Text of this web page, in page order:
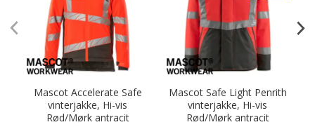
Mascot Accelerate Safe
vinterjakke, Hi-vis
Rød/Mørk antracit
Mascot Safe Light Penrith
vinterjakke, Hi-vis
Rød/Mørk antracit